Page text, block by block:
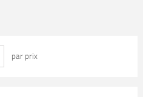
par prix